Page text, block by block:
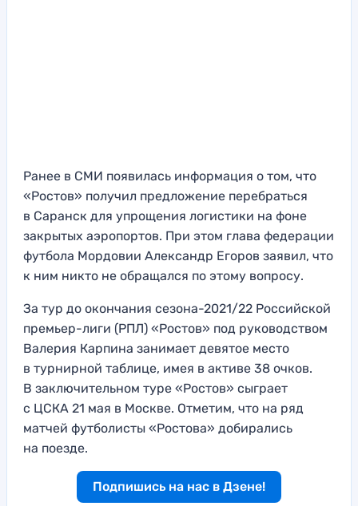
Ранее в СМИ появилась информация о том, что
«Ростов» получил предложение перебраться
в Саранск для упрощения логистики на фоне
закрытых аэропортов. При этом глава федерации
футбола Мордовии Александр Егоров заявил, что
к ним никто не обращался по этому вопросу.
За тур до окончания сезона-2021/22 Российской
премьер-лиги (РПЛ) «Ростов» под руководством
Валерия Карпина занимает девятое место
в турнирной таблице, имея в активе 38 очков.
В заключительном туре «Ростов» сыграет
с ЦСКА 21 мая в Москве. Отметим, что на ряд
матчей футболисты «Ростова» добирались
на поезде.
Подпишись на нас в Дзене!